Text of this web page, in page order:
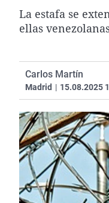
La estafa se
ellas
Carlos Martín
Madrid | 15.08.2025